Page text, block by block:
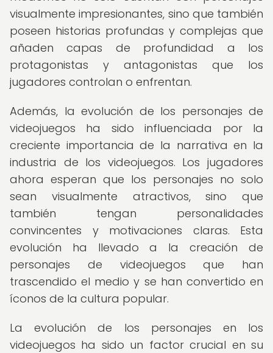
visualmente impresionantes, sino que también
poseen historias profundas y complejas que
añaden capas de profundidad a los
protagonistas y antagonistas que los
jugadores controlan o enfrentan.
Además, la evolución de los personajes de
videojuegos ha sido influenciada por la
creciente importancia de la narrativa en la
industria de los videojuegos. Los jugadores
ahora esperan que los personajes no solo
sean visualmente atractivos, sino que
también tengan personalidades
convincentes y motivaciones claras. Esta
evolución ha llevado a la creación de
personajes de videojuegos que han
trascendido el medio y se han convertido en
íconos de la cultura popular.
La evolución de los personajes en los
videojuegos ha sido un factor crucial en su